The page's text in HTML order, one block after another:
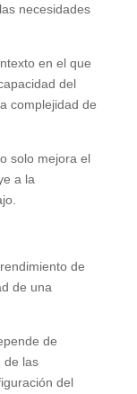
necesidades
en el que
del
complejidad de
solo mejora el
a la
de
de una
de
de las
del